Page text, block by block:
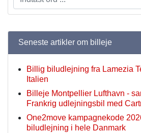
Seneste artikler om billeje
Billig biludlejning fra Lamezia
Italien
Billeje Montpellier Lufthavn -
Frankrig udlejningsbil med
One2move kampagnekode
biludlejning i hele Danmark